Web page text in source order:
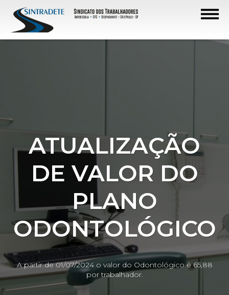
ATUALIZAÇÃO
DE VALOR DO
PLANO
ODONTOLÓGICO
A partir de 01/07/2024 o valor do Odontológico é 65,88
por trabalhador.